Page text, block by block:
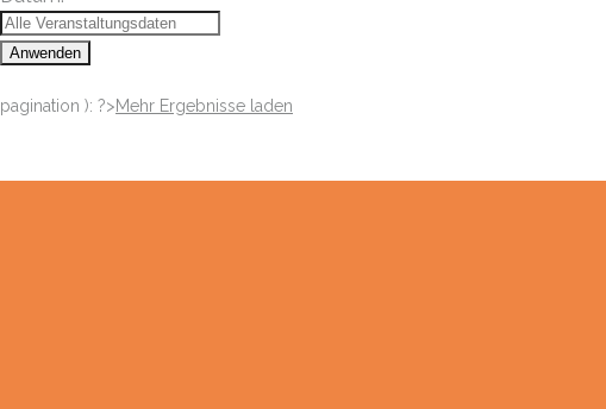
Anwenden
pagination ): ?>Mehr Ergebnisse laden